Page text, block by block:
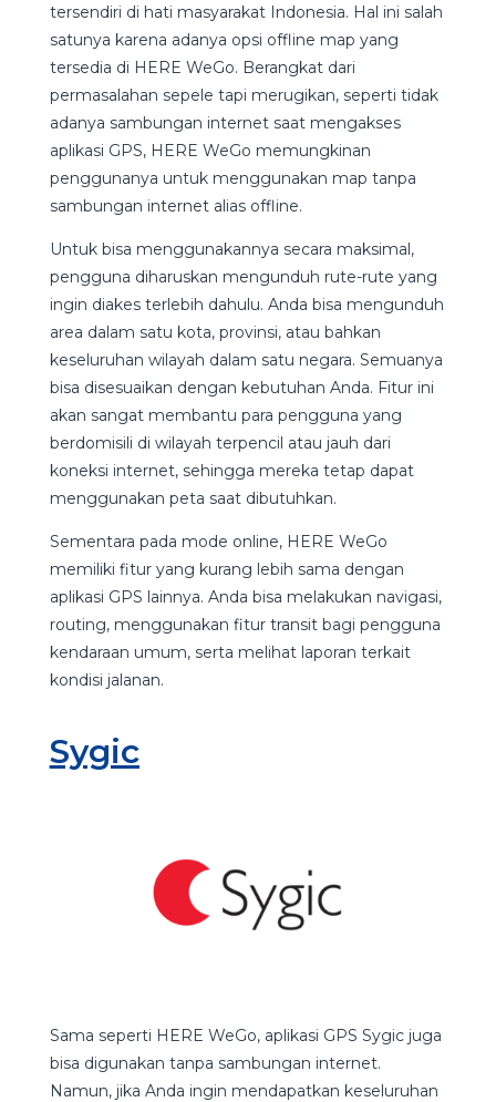
tersendiri di hati masyarakat Indonesia. Hal ini salah
satunya karena adanya opsi offline map yang
tersedia di HERE WeGo. Berangkat dari
permasalahan sepele tapi merugikan, seperti tidak
adanya sambungan internet saat mengakses
aplikasi GPS, HERE WeGo memungkinan
penggunanya untuk menggunakan map tanpa
sambungan internet alias offline.
Untuk bisa menggunakannya secara maksimal,
pengguna diharuskan mengunduh rute-rute yang
ingin diakes terlebih dahulu. Anda bisa mengunduh
area dalam satu kota, provinsi, atau bahkan
keseluruhan wilayah dalam satu negara. Semuanya
bisa disesuaikan dengan kebutuhan Anda. Fitur ini
akan sangat membantu para pengguna yang
berdomisili di wilayah terpencil atau jauh dari
koneksi internet, sehingga mereka tetap dapat
menggunakan peta saat dibutuhkan.
Sementara pada mode online, HERE WeGo
memiliki fitur yang kurang lebih sama dengan
aplikasi GPS lainnya. Anda bisa melakukan navigasi,
routing, menggunakan fitur transit bagi pengguna
kendaraan umum, serta melihat laporan terkait
kondisi jalanan.
Sygic
Sama seperti HERE WeGo, aplikasi GPS Sygic juga
bisa digunakan tanpa sambungan internet.
Namun, jika Anda ingin mendapatkan keseluruhan